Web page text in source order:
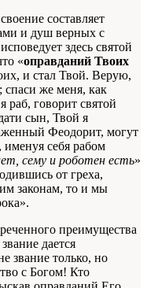
составляет
и душ верных с
здесь святой
«оправданий Твоих
и стал Твой. Верую,
же меня, как
раб, говорит святой
сын, Твой я
Феодорит, могут
именуя себя рабом
сему и роботен есть»
от греха,
законам, то и мы
преимущества
дается
звание только, но
с Богом! Кто